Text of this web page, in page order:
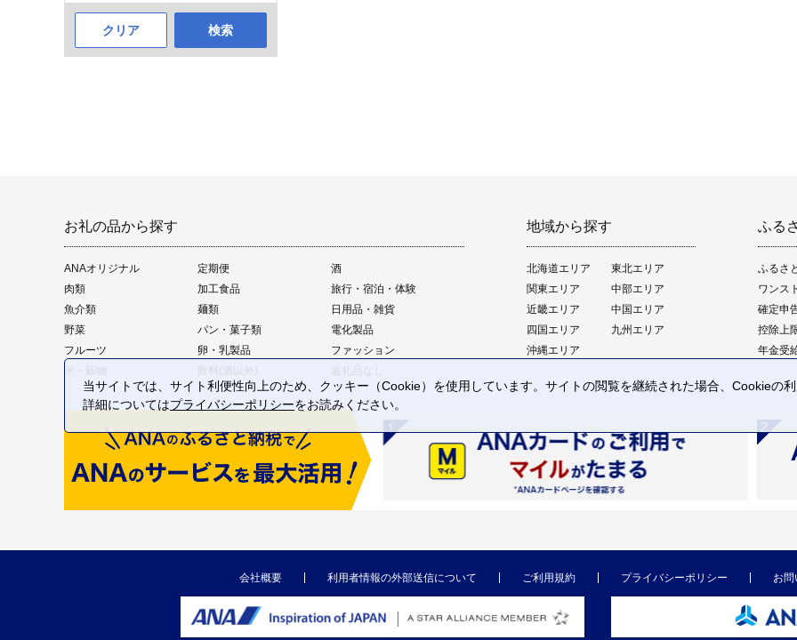
クリア 検索
お礼の品から探す
ANAオリジナル 定期便
酒
肉類
加工食品
旅行・宿泊・体験
魚介類
麺類
日用品・雑貨
野菜
パン・菓子類
電化製品
フルーツ
卵・乳製品
ファッション
米・穀物
地域から探す
北海道エリア
東北エリア
関東エリア
中部エリア
近畿エリア
中国エリア
四国エリア
九州エリア
沖縄エリア
ふる
ふるさ
ワンス
確定申
控除上
年金受
会社概要 利用者情報の外部送信について ご利用規約 プライバシーポリシー お問
当サイトでは、サイト利便性向上のため、クッキー（Cookie）を使用しています。サイトの閲覧を継続された場合、Cookieの
詳細についてはプライバシーポリシーをお読みください。